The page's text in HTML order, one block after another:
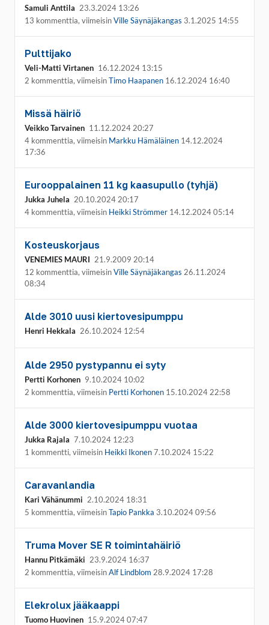
Samuli Anttila 23.3.2024 13:26
13 kommenttia, viimeisinVille Säynäjäkangas 3.1.2025 14:55
Pulttijako
Veli-Matti Virtanen 16.12.2024 13:15
2 kommenttia, viimeisinTimo Haapanen 16.12.2024 16:40
Missä häiriö
Veikko Tarvainen 11.12.2024 20:27
4 kommenttia, viimeisin Markku Hämäläinen 14.12.2024
17:36
Eurooppalainen 11 kg kaasupullo (tyhjä)
Jukka Juhela 20.10.2024 20:17
4 kommenttia, viimeisin Heikki Strömmer 14.12.2024 05:14
Kosteuskorjaus
VENEMIES MAURI 21.9.2009 20:14
12 kommenttia, viimeisinVille Säynäjäkangas 26.11.2024
08:34
Alde 3010 uusi kiertovesipumppu
Henri Hekkala 26.10.2024 12:54
Alde 2950 pystypannu ei syty
Pertti Korhonen 9.10.2024 10:02
2 kommenttia, viimeisin Pertti Korhonen 15.10.2024 22:58
Alde 3000 kiertovesipumppu vuotaa
Jukka Rajala 7.10.2024 12:23
1 kommentti, viimeisin Heikki Ikonen7.10.2024 15:22
Caravanlandia
Kari Vähänummi 2.10.2024 18:31
5 kommenttia, viimeisinTapio Pankka 3.10.2024 09:56
Truma Mover SE R toimintahäiriö
Hannu Pitkämäki 23.9.2024 16:37
2 kommenttia, viimeisinAlf Lindblom 28.9.2024 17:28
Elekrolux jääkaappi
Tuomo Huovinen 15.9.2024 07:47